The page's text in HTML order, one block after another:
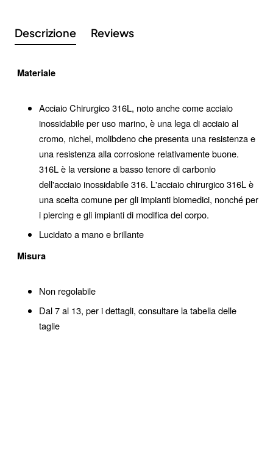
Iscriviti alla nostra newsletter e ottieni uno
sconto del 10%
Rimani aggiornato sulle novità e sulle promozioni iscrivendoti
alla nostra newsletter.
Email
address
Descrizione Reviews
Materiale
Acciaio Chirurgico 316L, noto anche come acciaio
inossidabile per uso marino, è una lega di acciaio al
cromo, nichel, molibdeno che presenta una resistenza e
una resistenza alla corrosione relativamente buone.
316L è la versione a basso tenore di carbonio
dell'acciaio inossidabile 316. L'acciaio chirurgico 316L è
una scelta comune per gli impianti biomedici, nonché per
i piercing e gli impianti di modifica del corpo.
Lucidato a mano e brillante
Misura
Non regolabile
Dal 7 al 13, per i dettagli, consultare la tabella delle
taglie